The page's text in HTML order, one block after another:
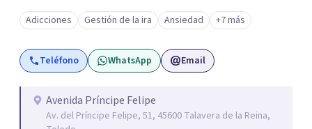
tiempo pero que no sabes cómo llevarlos a cabo. La
primera visita informativa será al 50% y servirá para
conocernos, poder evaluar juntos tus dificultades y hablar
de un plan de ayuda. Con los datos que me ofrezcas, te
consistirá el tratamiento y te plantearé qué
herramientas usaremos para resolver las situaciones que
Adicciones Gestión de la ira Ansiedad +7 más
Teléfono WhatsApp Email
Avenida Príncipe Felipe
Av. del Príncipe Felipe, 51, 45600 Talavera de la Reina,